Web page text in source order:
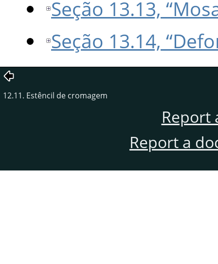
Seção 13.13,
Seção 13.14,
12.11. Estêncil de cromagem
Report
Report a